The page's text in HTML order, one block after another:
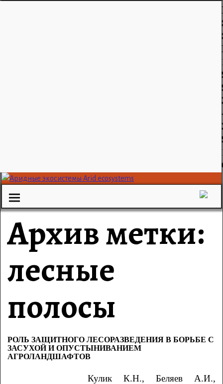
Архив метки:
лесные
полосы
РОЛЬ ЗАЩИТНОГО ЛЕСОРАЗВЕДЕНИЯ В БОРЬБЕ С
ЗАСУХОЙ И ОПУСТЫНИВАНИЕМ
АГРОЛАНДШАФТОВ
Кулик К.Н., Беляев А.И.,